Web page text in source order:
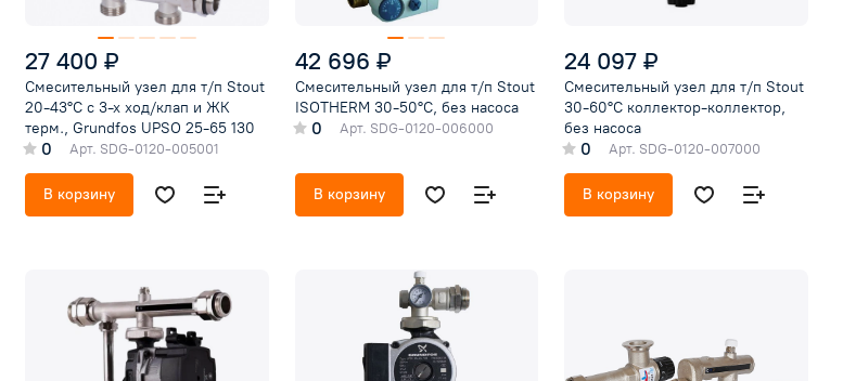
27 400 ₽
Смесительный узел для т/п Stout
20-43°C с 3-х ход/клап и ЖК
терм., Grundfos UPSO 25-65 130
0 Арт. SDG-0120-005001
В корзину
42 696 ₽
Смесительный узел для т/п Stout
ISOTHERM 30-50°C, без насоса
0 Арт. SDG-0120-006000
В корзину
24 097 ₽
Смесительный узел для т/п Stout
30-60°C коллектор-коллектор,
без насоса
0 Арт. SDG-0120-007000
В корзину